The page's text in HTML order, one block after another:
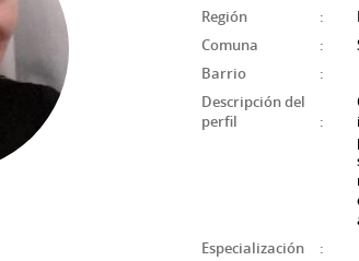
Región
:
Comuna
:
Barrio
:
Descripción del
perfil
:
Especialización
: